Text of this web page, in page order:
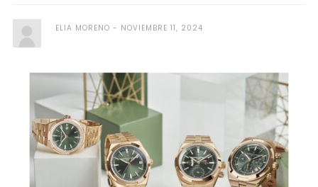
ELIA MORENO NOVIEMBRE 11, 2024